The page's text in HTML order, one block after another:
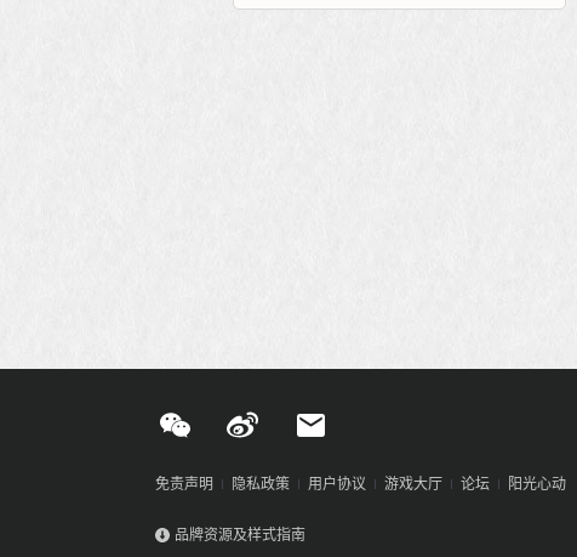
免责声明 隐私政策 用户协议 游戏大厅 论坛 阳光心动
品牌资源及样式指南